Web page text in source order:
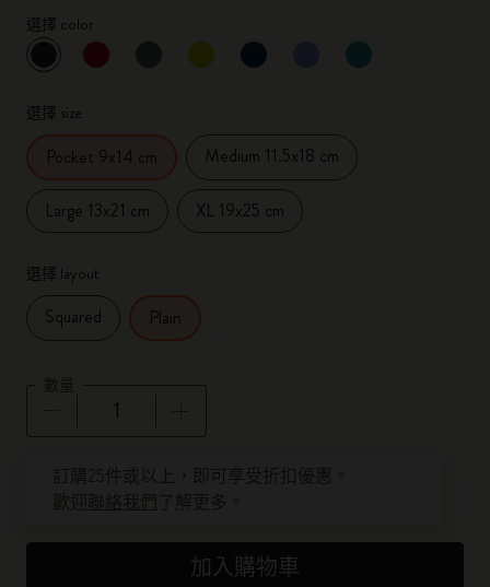
選擇 color
已選擇
*所選樣品
選擇 size
Pocket 9x14 cm Medium 11.5x18 cm
Large 13x21 cm XL 19x25 cm
選擇 layout
Squared Plain
加入購物車